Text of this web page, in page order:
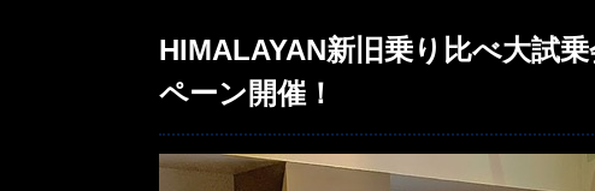
HIMALAYAN新旧乗り比べ大試
ペーン開催！